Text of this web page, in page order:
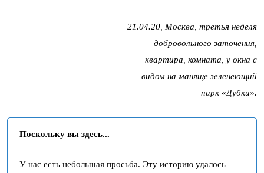
21.04.20, Москва, третья неделя
добровольного заточения,
квартира, комната, у окна с
видом на маняще зеленеющий
парк «Дубки».
Поскольку вы здесь...
У нас есть небольшая просьба. Эту историю удалось